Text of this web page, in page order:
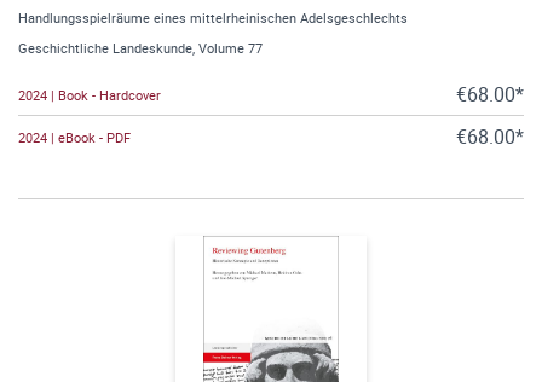
Handlungsspielräume eines mittelrheinischen Adelsgeschlechts
Geschichtliche Landeskunde, Volume 77
2024 | Book - Hardcover €68.00*
2024 | eBook - PDF €68.00*